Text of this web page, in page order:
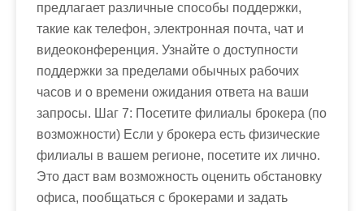
предлагает различные способы поддержки,
такие как телефон, электронная почта, чат и
видеоконференция. Узнайте о доступности
поддержки за пределами обычных рабочих
часов и о времени ожидания ответа на ваши
запросы. Шаг 7: Посетите филиалы брокера (по
возможности) Если у брокера есть физические
филиалы в вашем регионе, посетите их лично.
Это даст вам возможность оценить обстановку
офиса, пообщаться с брокерами и задать